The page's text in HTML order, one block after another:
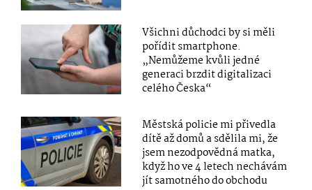
Všichni důchodci by si měli
pořídit smartphone.
„Nemůžeme kvůli jedné
generaci brzdit digitalizaci
celého Česka“
Městská policie mi přivedla
dítě až domů a sdělila mi, že
jsem nezodpovědná matka,
když ho ve 4 letech nechávám
jít samotného do obchodu